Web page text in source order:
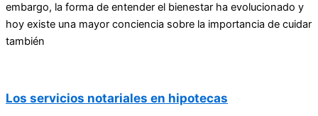
embargo, la forma de entender el bienestar ha evolucionado y
hoy existe una mayor conciencia sobre la importancia de cuidar
también
Los servicios notariales en hipotecas